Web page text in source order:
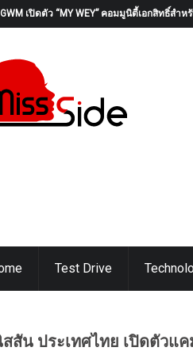
GWM เปิดตัว “MY WEY” คอมมูนิตี้เอกสิทธิ์สำหรั
Test Drive
สัน ประเทศไทย เปิดตัวแ